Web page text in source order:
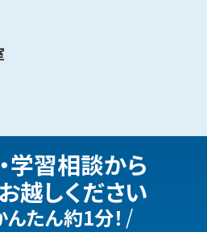
学習相談から
越しください
たん約1分！ /